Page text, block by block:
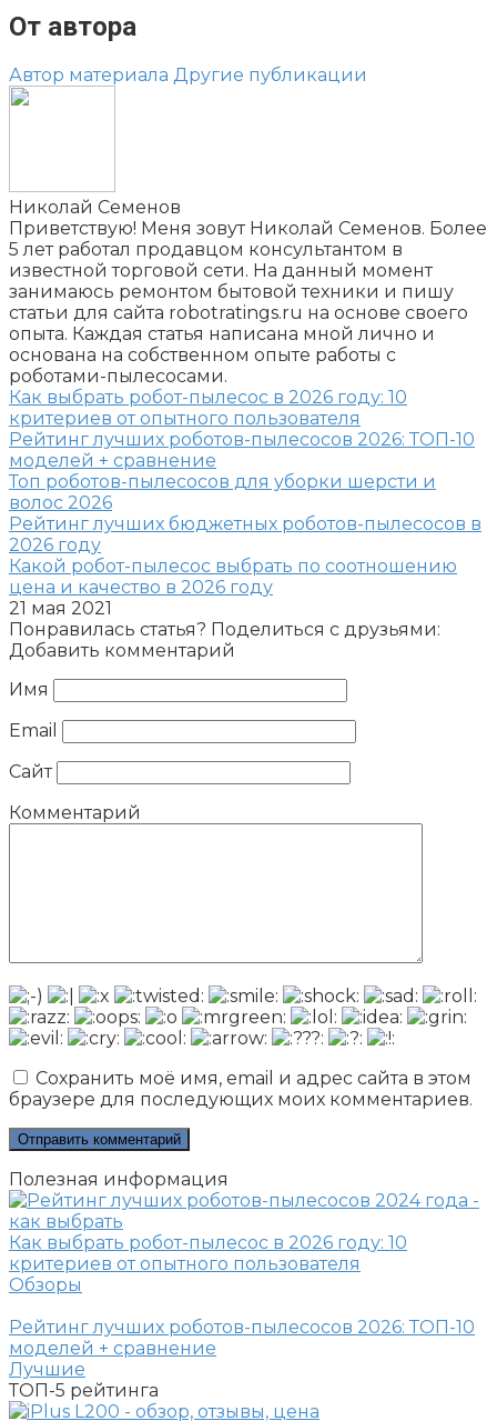
От автора
Автор материала Другие публикации
Николай Семенов
Приветствую! Меня зовут Николай Семенов. Более
5 лет работал продавцом консультантом в
известной торговой сети. На данный момент
занимаюсь ремонтом бытовой техники и пишу
статьи для сайта robotratings.ru на основе своего
опыта. Каждая статья написана мной лично и
основана на собственном опыте работы с
роботами-пылесосами.
Как выбрать робот-пылесос в 2026 году: 10
критериев от опытного пользователя
Рейтинг лучших роботов-пылесосов 2026: ТОП-10
моделей + сравнение
Топ роботов-пылесосов для уборки шерсти и
волос 2026
Рейтинг лучших бюджетных роботов-пылесосов в
2026 году
Какой робот-пылесос выбрать по соотношению
цена и качество в 2026 году
21 мая 2021
Понравилась статья? Поделиться с друзьями:
Добавить комментарий
Имя
Email
Сайт
Комментарий
Сохранить моё имя, email и адрес сайта в этом
браузере для последующих моих комментариев.
Полезная информация
Как выбрать робот-пылесос в 2026 году: 10
критериев от опытного пользователя
Обзоры
Рейтинг лучших роботов-пылесосов 2026: ТОП-10
моделей + сравнение
Лучшие
ТОП-5 рейтинга